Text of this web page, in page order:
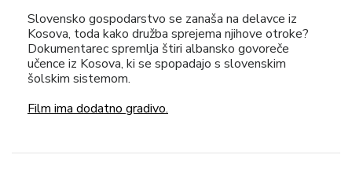
Slovensko gospodarstvo se zanaša na delavce iz
Kosova, toda kako družba sprejema njihove otroke?
Dokumentarec spremlja štiri albansko govoreče
učence iz Kosova, ki se spopadajo s slovenskim
šolskim sistemom.
Film ima dodatno gradivo.